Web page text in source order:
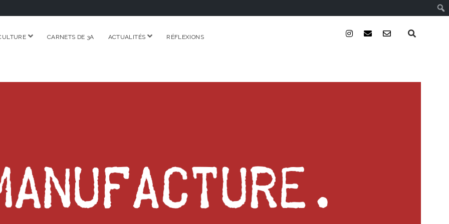
ouvrirCARNETS DE 3A ACTUALITÉS ouvrirRÉFLEXIONS instagram
emailemail-